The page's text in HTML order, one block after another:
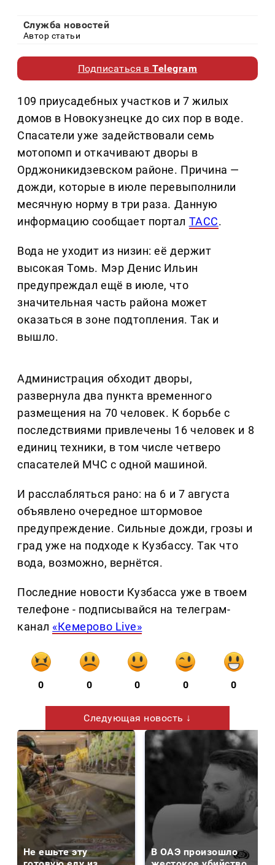
Служба новостей
Автор статьи
Подписаться вTelegram
109 приусадебных участков и 7 жилых
домов в Новокузнецке до сих пор в воде.
Спасатели уже задействовали семь
мотопомп и откачивают дворы в
Орджоникидзевском районе. Причина —
дожди, которые в июле перевыполнили
месячную норму в три раза. Данную
информацию сообщает портал ТАСС.
Вода не уходит из низин: её держит
высокая Томь. Мэр Денис Ильин
предупреждал ещё в июле, что
значительная часть района может
оказаться в зоне подтопления. Так и
вышло.
Администрация обходит дворы,
развернула два пункта временного
размещения на 70 человек. К борьбе с
последствиями привлечены 16 человек и 8
единиц техники, в том числе четверо
спасателей МЧС с одной машиной.
И расслабляться рано: на 6 и 7 августа
объявлено очередное штормовое
предупреждение. Сильные дожди, грозы и
град уже на подходе к Кузбассу. Так что
вода, возможно, вернётся.
Последние новости Кузбасса уже в твоем
телефоне - подписывайся на телеграм-
канал «Кемерово Live»
0 0 0 0 0
Следующая новость ↓
Не ешьте эту
В ОАЭ произошло